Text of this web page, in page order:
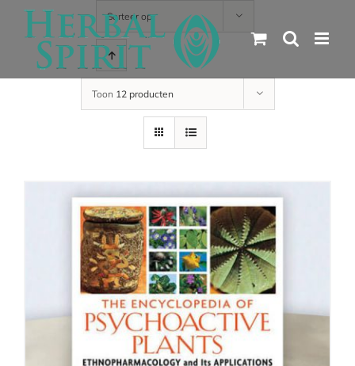
Skip
content
Sorteer op
Toon 12 producten
details